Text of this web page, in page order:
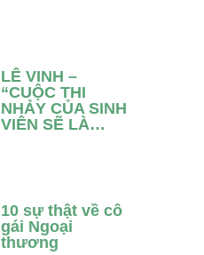
LÊ VINH –
“CUỘC THI
NHẢY CỦA SINH
VIÊN SẼ LÀ…
10 sự thật về cô
gái Ngoại
thương